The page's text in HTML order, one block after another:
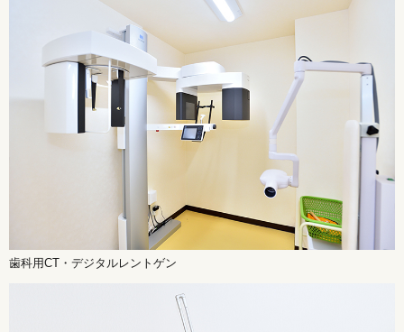
歯科用CT・デジタルレントゲン